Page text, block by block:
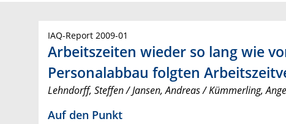
IAQ-Report 2009-01
Arbeitszeiten wieder so lang wie
Personalabbau folgten
Lehndorff, Steffen / Jansen, Andreas / Kümmerling,
Auf den Punkt